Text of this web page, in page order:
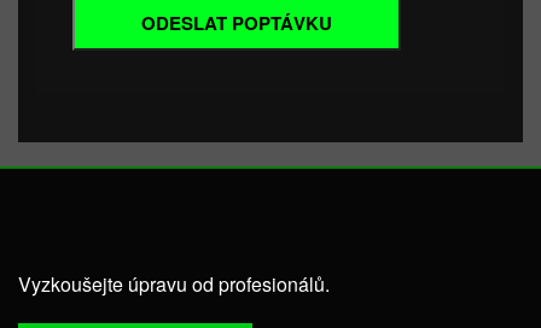
Vyzkoušejte úpravu od profesionálů.